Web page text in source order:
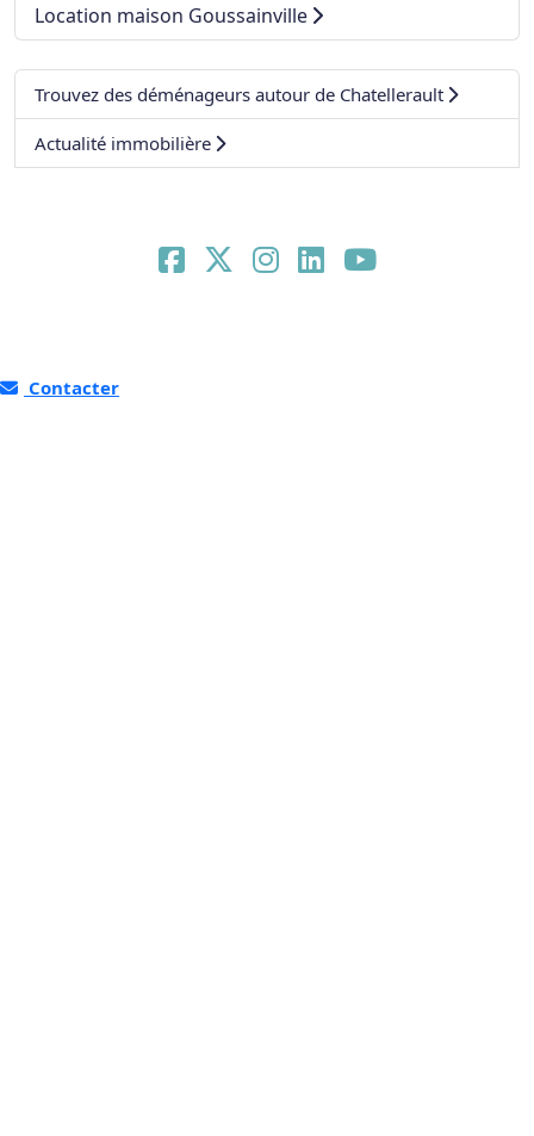
Location maison Goussainville
Trouvez des déménageurs autour de Chatellerault
Actualité immobilière
Contacter